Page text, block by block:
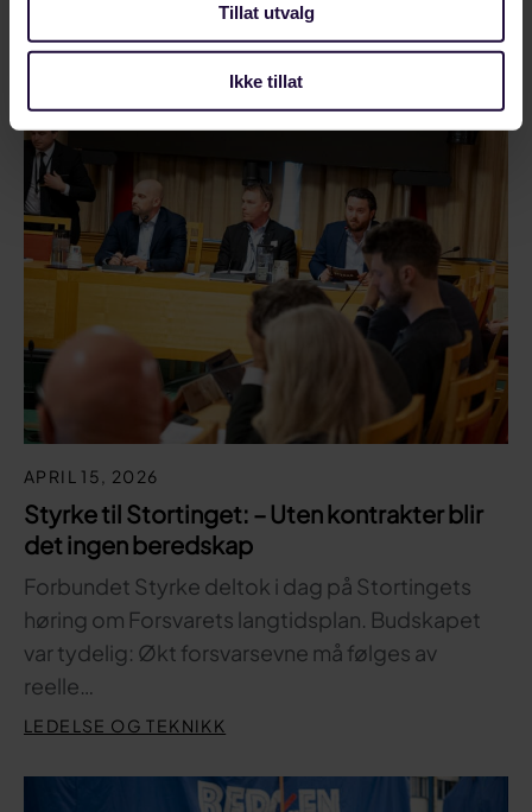
Tillat utvalg
Ikke tillat
lønnstillegg på over 12 675 kroner. Nå går…
APRIL 15, 2026
Styrke til Stortinget: – Uten kontrakter blir
det ingen beredskap
Forbundet Styrke deltok i dag på Stortingets
høring om Forsvarets langtidsplan. Budskapet
var tydelig: Økt forsvarsevne må følges av
reelle…
LEDELSE OG TEKNIKK